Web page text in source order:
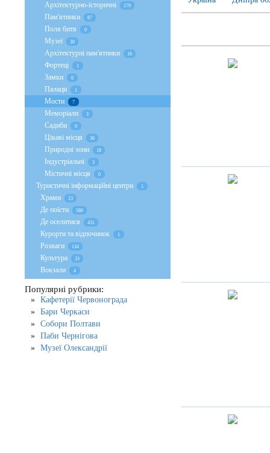
Архітектурно-історичні 179
Пам'ятники 87
Поля битв 0
Музеї 30
Архітектурні пам'ятники 16
Фортеці 1
Замки 0
Палаци 1
Мости 7
Меморіали 3
Садиби 0
Цікаві місця 36
Природні зони 18
Індустріальні 3
Містичні місця 0
Туристичні інформаційні центри 1
Храми 23
Де поїсти 580
Де оселитися 431
Курорти та відпочинок 1
Розваги 134
Культура 33
Вокзали 4
Популярні рубрики:
Кафетерії Червонограда
Бари Черкаси
Собори Полтави
Паби Чернігова
Музеї Олександрії